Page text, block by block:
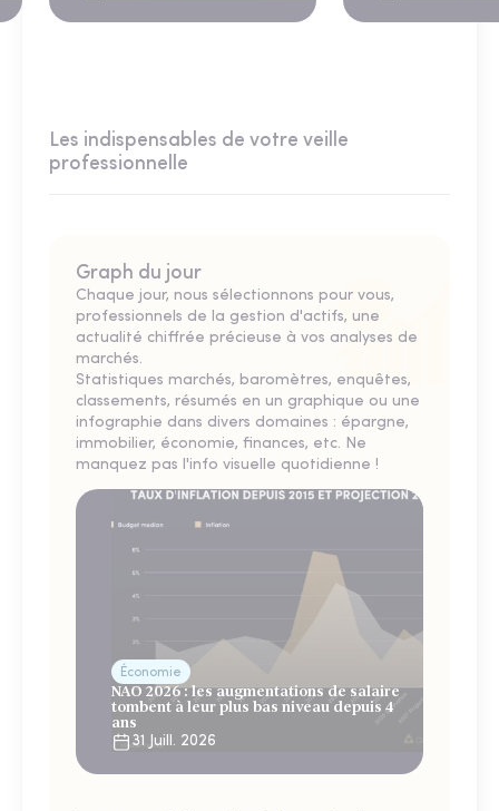
Les indispensables de votre veille
professionnelle
Graph du jour
Chaque jour, nous sélectionnons pour vous,
professionnels de la gestion d'actifs, une
actualité chiffrée précieuse à vos analyses de
marchés.
Statistiques marchés, baromètres, enquêtes,
classements, résumés en un graphique ou une
infographie dans divers domaines : épargne,
immobilier, économie, finances, etc. Ne
manquez pas l'info visuelle quotidienne !
Économie
NAO 2026 : les augmentations de salaire
tombent à leur plus bas niveau depuis 4
ans
31 Juill. 2026